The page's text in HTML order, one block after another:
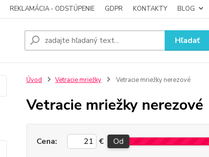
REKLAMÁCIA - ODSTÚPENIE GDPR KONTAKTY BLOG
Hľadať
Úvod Vetracie mriežky Vetracie mriežky nerezové
Vetracie mriežky nerezové
Cena: € Od